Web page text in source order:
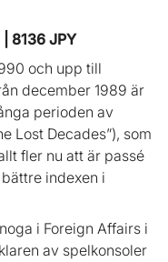
| 8136 JPY
och upp till
december 1989 är
perioden av
Lost Decades”), som
fler nu att är passé
indexen i
i Foreign Affairs i
av spelkonsoler